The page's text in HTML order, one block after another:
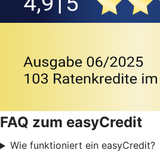
FAQ zum easyCredit
Wie funktioniert ein easyCredit?